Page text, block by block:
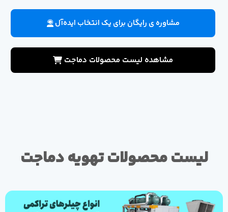
مشاوره ی رایگان برای یک انتخاب ایده‌آل
مشاهده لیست محصولات دماجت
لیست محصولات تهویه دماجت